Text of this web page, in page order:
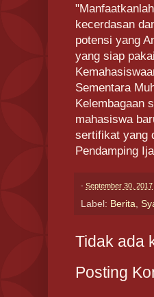
kecerdasan
potensi yang
yang siap
Sementara
Kelembagaan
mahasiswa
sertifikat yang
Pendamping
- September 30, 2017
Label: Berita,
Tidak ada
Posting